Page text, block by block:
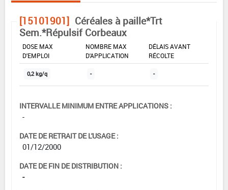
[15101901] Céréales à paille*Trt
Sem.*Répulsif Corbeaux
DOSE MAX
D'EMPLOI
NOMBRE MAX
D'APPLICATION
DÉLAIS AVANT
RÉCOLTE
0,2 kg/q - -
INTERVALLE MINIMUM ENTRE APPLICATIONS :
-
DATE DE RETRAIT DE L'USAGE :
01/12/2000
DATE DE FIN DE DISTRIBUTION :
-